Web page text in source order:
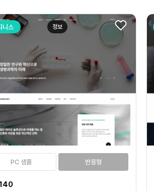
정보
니스
PC 샘플 반응형